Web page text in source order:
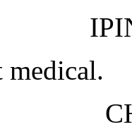
medical.